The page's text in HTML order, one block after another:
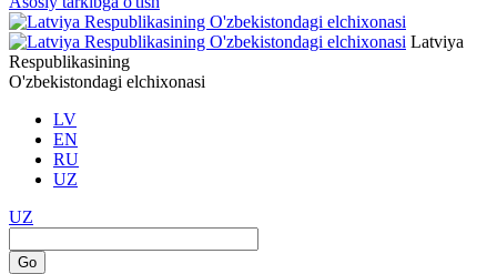
Latviya
Respublikasining
O'zbekistondagi elchixonasi
LV
EN
RU
UZ
UZ
Go